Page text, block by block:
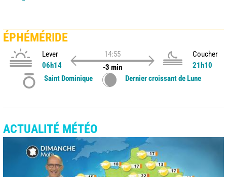
ÉPHÉMÉRIDE
Lever
06h14
14:55
-3 min
Coucher
21h10
Saint Dominique
Dernier croissant de Lune
ACTUALITÉ MÉTÉO